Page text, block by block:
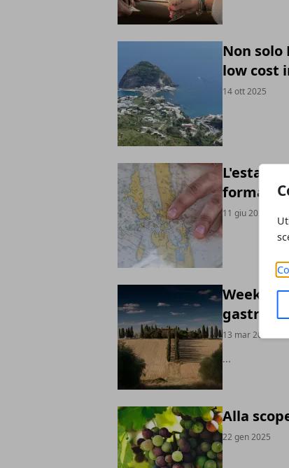
Non
low cost
14 ott 2025
L'estate
11 giu 2025
13 mar 2025
...
Alla
22 gen 2025